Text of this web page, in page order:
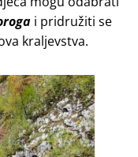
i pridružiti se
kraljevstva.